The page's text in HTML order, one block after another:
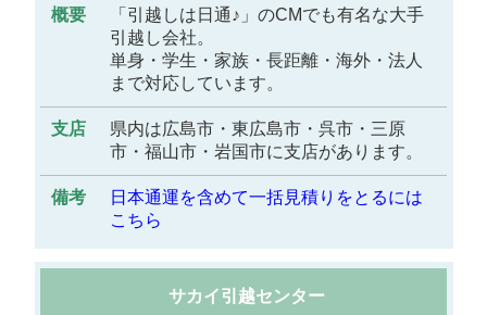
「引越しは日通♪」のCMでも有名な大手
引越し会社。
単身・学生・家族・長距離・海外・法人
まで対応しています。
県内は広島市・東広島市・呉市・三原
市・福山市・岩国市に支店があります。
日本通運を含めて一括見積りをとるには
こちら
サカイ引越センター